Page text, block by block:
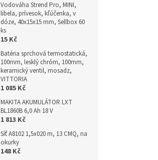
Vodováha Strend Pro, MINI,
libela, prívesok, kľúčenka, v
dóze, 40x15x15 mm, Sellbox 60
ks
15 Kč
Batéria sprchová termostatická,
100mm, lesklý chróm, 100mm,
keramický ventil, mosadz,
VITTORIA
1 085 Kč
MAKITA AKUMULÁTOR LXT
BL1860B 6,0 Ah 18 V
1 813 Kč
Síť A8102 1,5x020 m, 13 CMQ, na
okurky
148 Kč